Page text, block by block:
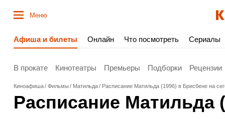
Меню
Афиша и билеты Онлайн Что посмотреть Сериалы
В прокате Кинотеатры Премьеры Подборки Рецензии
Киноафиша Фильмы Матильда Расписание Матильда (1996) в Брисбене на
Расписание Матильда